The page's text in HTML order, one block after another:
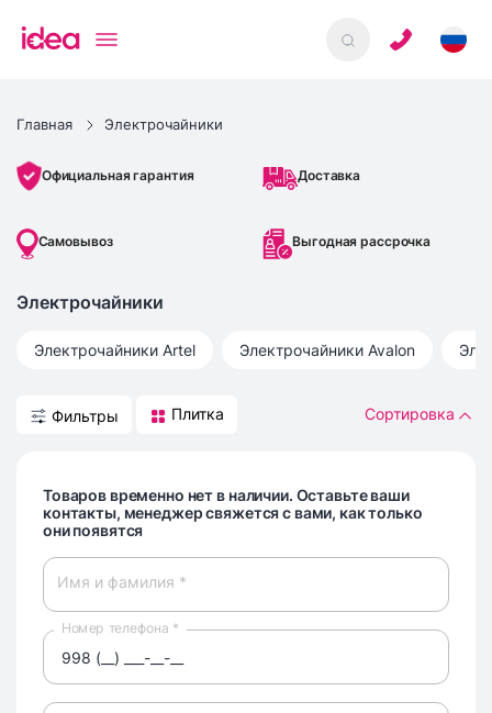
Главная Электрочайники
Официальная гарантия Доставка
Самовывоз Выгодная рассрочка
Электрочайники
Электрочайники Artel Электрочайники Avalon
Фильтры Плитка Сортировка
Товаров временно нет в наличии. Оставьте ваши
контакты, менеджер свяжется с вами, как только
они появятся
Имя и фамилия *
Номер телефона *